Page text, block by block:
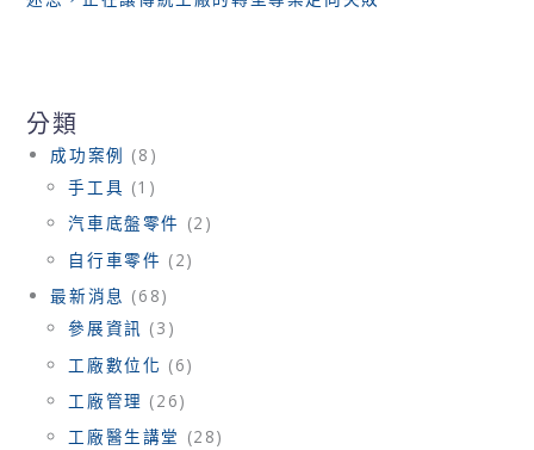
分類
成功案例 (8)
手工具 (1)
汽車底盤零件 (2)
自行車零件 (2)
最新消息 (68)
參展資訊 (3)
工廠數位化 (6)
工廠管理 (26)
工廠醫生講堂 (28)